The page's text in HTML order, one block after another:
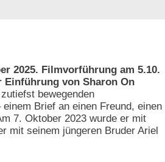
2025. Filmvorführung am 5.10.
von Sharon On
bewegenden
Brief an einen Freund, einen
7. Oktober 2023 wurde er mit
mit seinem jüngeren Bruder Ariel